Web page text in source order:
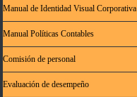
Manual de Identidad Visual Corporativa
Manual Políticas Contables
Comisión de personal
Evaluación de desempeño